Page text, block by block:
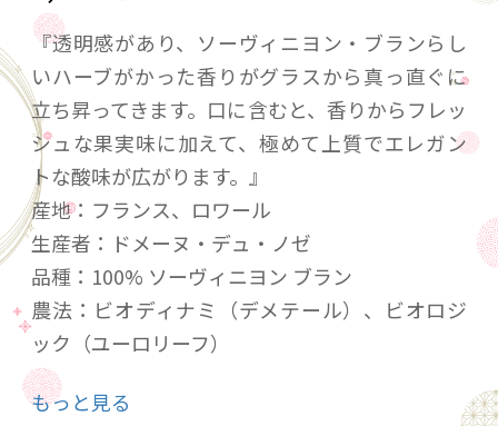
『透明感があり、ソーヴィニヨン・ブランらし
いハーブがかった香りがグラスから真っ直ぐに
立ち昇ってきます。口に含むと、香りからフレッ
シュな果実味に加えて、極めて上質でエレガン
トな酸味が広がります。』
産地：フランス、ロワール
生産者：ドメーヌ・デュ・ノゼ
品種：100% ソーヴィニヨン ブラン
農法：ビオディナミ（デメテール）、ビオロジ
ック（ユーロリーフ）
醸造：サンセールならではの果実味、フレッシ
ュな味わいを保つため醸造には全てステンレス
もっと見る